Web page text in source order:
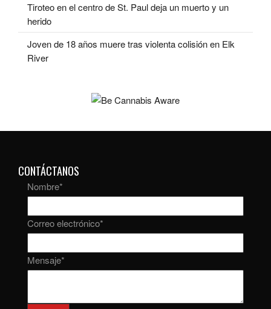
Tiroteo en el centro de St. Paul deja un muerto y un
herido
Joven de 18 años muere tras violenta colisión en Elk
River
CONTÁCTANOS
Nombre*
Correo electrónico*
Mensaje*